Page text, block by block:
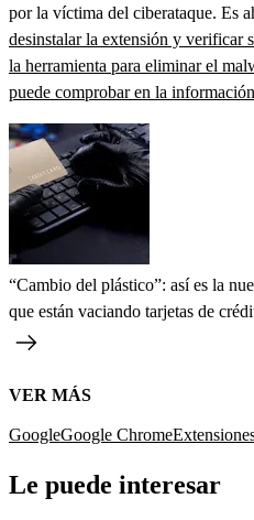
por la víctima del ciberataque. Es
desinstalar la extensión y verificar
la herramienta para eliminar el
puede comprobar en la
“Cambio del plástico”: así es la
que están vaciando tarjetas de
VER MÁS
GoogleGoogle Chrome
Le puede interesar